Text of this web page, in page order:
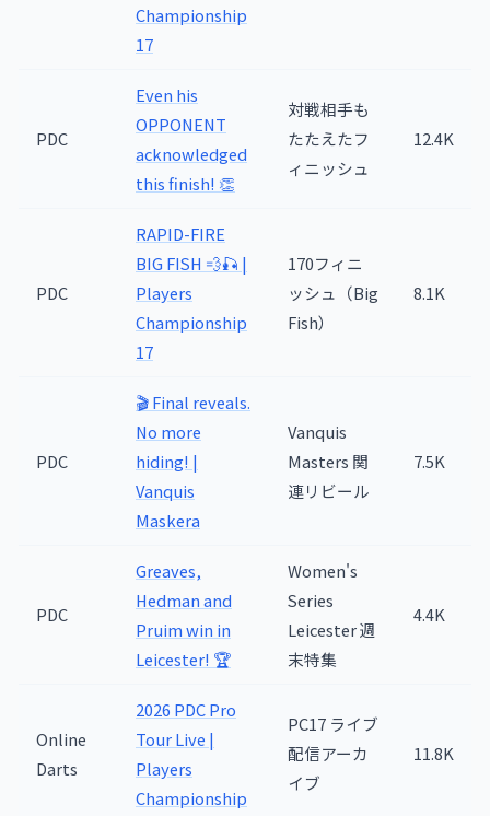
Championship
17
PDC
Even his
OPPONENT
acknowledged
this finish! 👏
対戦相手も
たたえたフ
ィニッシュ
12.4K
PDC
RAPID-FIRE
BIG FISH 💨🎣 |
Players
Championship
17
170フィニ
ッシュ（Big
Fish）
8.1K
PDC
🎬 Final reveals.
No more
hiding! |
Vanquis
Maskera
Vanquis
Masters 関
連リビール
7.5K
PDC
Greaves,
Hedman and
Pruim win in
Leicester! 🏆
Women's
Series
Leicester 週
末特集
4.4K
Online
Darts
2026 PDC Pro
Tour Live |
Players
Championship
PC17 ライブ
配信アーカ
イブ
11.8K